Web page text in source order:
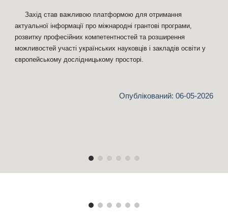
Захід став важливою платформою для отримання
актуальної інформації про міжнародні грантові програми,
розвитку професійних компетентностей та розширення
можливостей участі українських науковців і закладів освіти у
європейському дослідницькому просторі.
Опублікований: 06-05-2026